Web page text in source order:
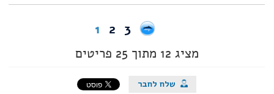
1 2 3
מציג 12 מתוך 25 פריטים